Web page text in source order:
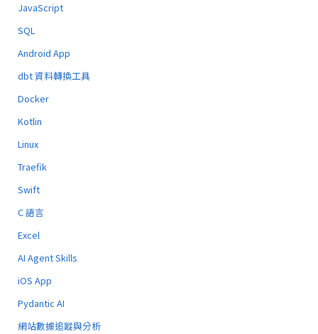
JavaScript
SQL
Android App
dbt 資料轉換工具
Docker
Kotlin
Linux
Traefik
Swift
C 語言
Excel
AI Agent Skills
iOS App
Pydantic AI
網站數據追蹤與分析